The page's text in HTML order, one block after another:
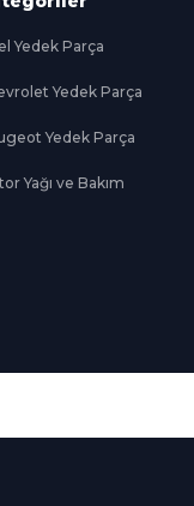
Yedek Parça
Yedek Parça
Yedek Parça
Yağı ve Bakım